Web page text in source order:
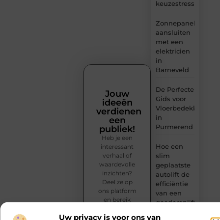
Uw privacy is voor ons van
keuzestress
Zonnepanelen
aansluiten
met een
elektricien
in
Barneveld
De Perfecte
Gids voor
Vloerbedekking
in
Purmerend
Hoe een
slim
geplaatste
autolift de
efficiëntie
van een
goederenlift
Jouw
ideeën
verdienen
een
publiek!
Heb je een
interessant
verhaal of
waardevolle
inzichten?
Deel ze op
ons platform
en bereik
jouw content